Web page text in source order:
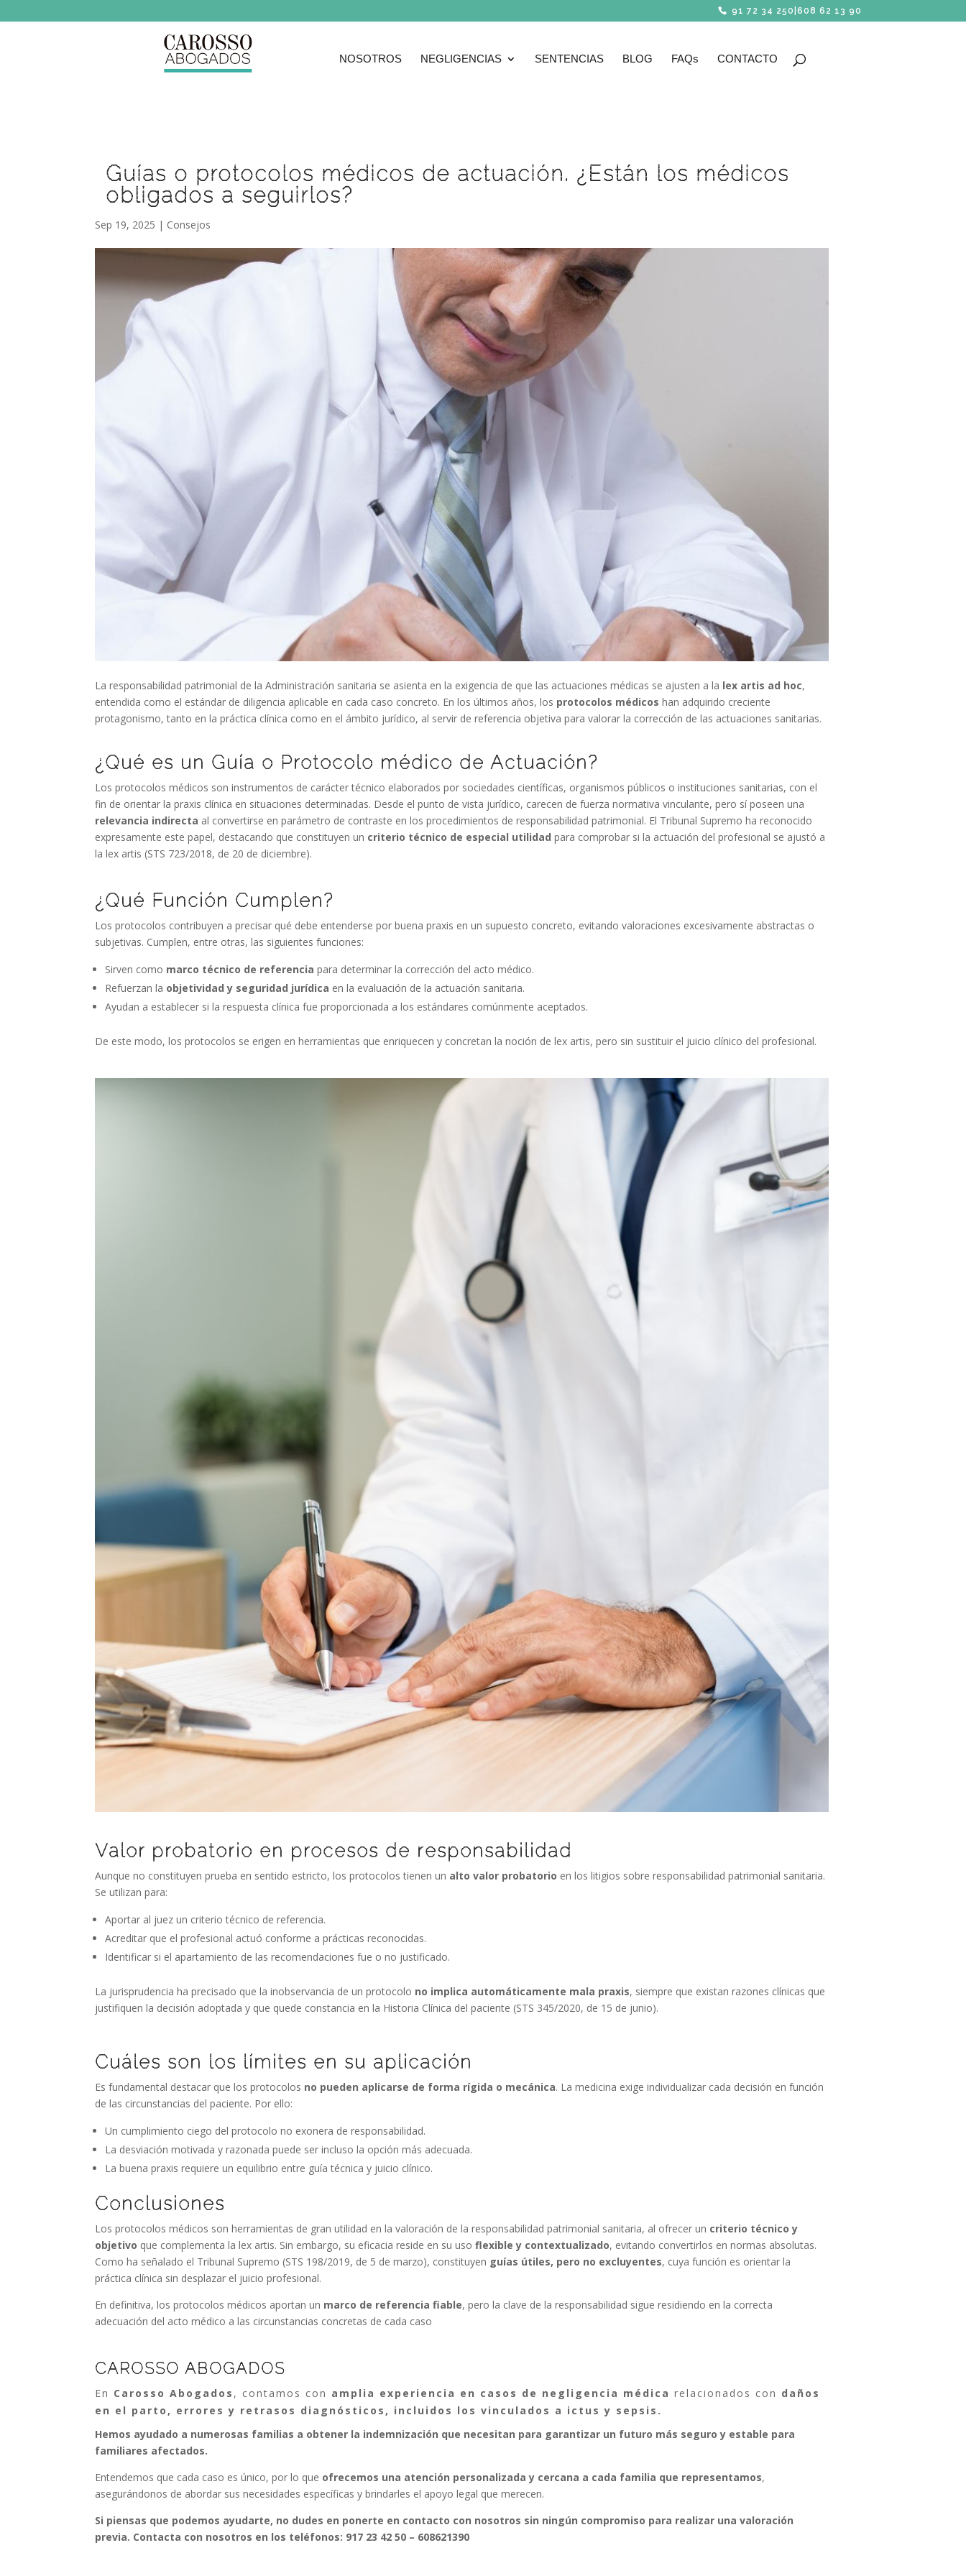
91 72 34 250 608 62 13 90
NOSOTROS NEGLIGENCIAS SENTENCIAS BLOG FAQs CONTACTO
Guías o protocolos médicos de actuación. ¿Están los médicos
obligados a seguirlos?
Sep 19, 2025 | Consejos
La responsabilidad patrimonial de la Administración sanitaria se asienta en la exigencia de que las actuaciones médicas se ajusten a la lex artis ad hoc,
entendida como el estándar de diligencia aplicable en cada caso concreto. En los últimos años, los protocolos médicos han adquirido creciente
protagonismo, tanto en la práctica clínica como en el ámbito jurídico, al servir de referencia objetiva para valorar la corrección de las actuaciones sanitarias.
¿Qué es un Guía o Protocolo médico de Actuación?
Los protocolos médicos son instrumentos de carácter técnico elaborados por sociedades científicas, organismos públicos o instituciones sanitarias, con el
fin de orientar la praxis clínica en situaciones determinadas. Desde el punto de vista jurídico, carecen de fuerza normativa vinculante, pero sí poseen una
relevancia indirecta al convertirse en parámetro de contraste en los procedimientos de responsabilidad patrimonial. El Tribunal Supremo ha reconocido
expresamente este papel, destacando que constituyen un criterio técnico de especial utilidad para comprobar si la actuación del profesional se ajustó a
la lex artis (STS 723/2018, de 20 de diciembre).
¿Qué Función Cumplen?
Los protocolos contribuyen a precisar qué debe entenderse por buena praxis en un supuesto concreto, evitando valoraciones excesivamente abstractas o
subjetivas. Cumplen, entre otras, las siguientes funciones:
Sirven como marco técnico de referencia para determinar la corrección del acto médico.
Refuerzan la objetividad y seguridad jurídica en la evaluación de la actuación sanitaria.
Ayudan a establecer si la respuesta clínica fue proporcionada a los estándares comúnmente aceptados.
De este modo, los protocolos se erigen en herramientas que enriquecen y concretan la noción de lex artis, pero sin sustituir el juicio clínico del profesional.
Valor probatorio en procesos de responsabilidad
Aunque no constituyen prueba en sentido estricto, los protocolos tienen un alto valor probatorio en los litigios sobre responsabilidad patrimonial sanitaria.
Se utilizan para:
Aportar al juez un criterio técnico de referencia.
Acreditar que el profesional actuó conforme a prácticas reconocidas.
Identificar si el apartamiento de las recomendaciones fue o no justificado.
La jurisprudencia ha precisado que la inobservancia de un protocolo no implica automáticamente mala praxis, siempre que existan razones clínicas que
justifiquen la decisión adoptada y que quede constancia en la Historia Clínica del paciente (STS 345/2020, de 15 de junio).
Cuáles son los límites en su aplicación
Es fundamental destacar que los protocolos no pueden aplicarse de forma rígida o mecánica. La medicina exige individualizar cada decisión en función
de las circunstancias del paciente. Por ello:
Un cumplimiento ciego del protocolo no exonera de responsabilidad.
La desviación motivada y razonada puede ser incluso la opción más adecuada.
La buena praxis requiere un equilibrio entre guía técnica y juicio clínico.
Conclusiones
Los protocolos médicos son herramientas de gran utilidad en la valoración de la responsabilidad patrimonial sanitaria, al ofrecer un criterio técnico y
objetivo que complementa la lex artis. Sin embargo, su eficacia reside en su uso flexible y contextualizado, evitando convertirlos en normas absolutas.
Como ha señalado el Tribunal Supremo (STS 198/2019, de 5 de marzo), constituyen guías útiles, pero no excluyentes, cuya función es orientar la
práctica clínica sin desplazar el juicio profesional.
En definitiva, los protocolos médicos aportan un marco de referencia fiable, pero la clave de la responsabilidad sigue residiendo en la correcta
adecuación del acto médico a las circunstancias concretas de cada caso
CAROSSO ABOGADOS
En Carosso Abogados , contamos con amplia experiencia en casos de negligencia médica relacionados con daños
en el parto, errores y retrasos diagnósticos, incluidos los vinculados a ictus y sepsis.
Hemos ayudado a numerosas familias a obtener la indemnización que necesitan para garantizar un futuro más seguro y estable para
familiares afectados.
Entendemos que cada caso es único, por lo que ofrecemos una atención personalizada y cercana a cada familia que representamos,
asegurándonos de abordar sus necesidades específicas y brindarles el apoyo legal que merecen.
Si piensas que podemos ayudarte, no dudes en ponerte en contacto con nosotros sin ningún compromiso para realizar una valoración
previa. Contacta con nosotros en los teléfonos: 917 23 42 50 – 608621390